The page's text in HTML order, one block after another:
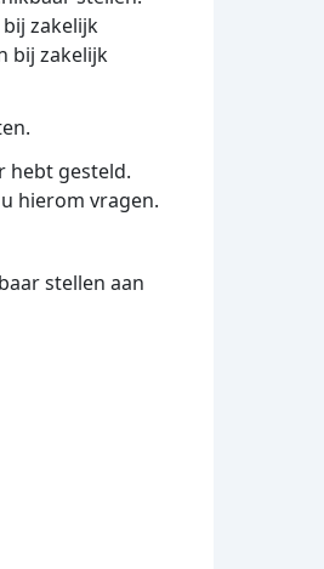
zakelijk
bij zakelijk
hebt gesteld.
hierom vragen.
stellen aan